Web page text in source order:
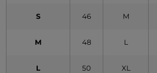
S 46 M
M 48 L
L 50 XL